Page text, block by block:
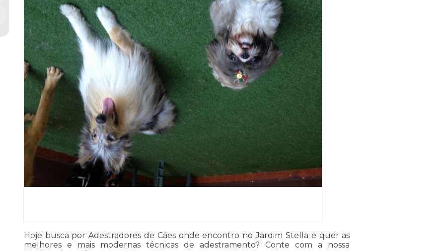
Hoje busca por Adestradores de Cães onde encontro no Jardim Stella e quer as
melhores e mais modernas técnicas de adestramento? Conte com a nossa